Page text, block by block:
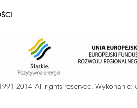
2014 All rights reserved. Wykonanie: